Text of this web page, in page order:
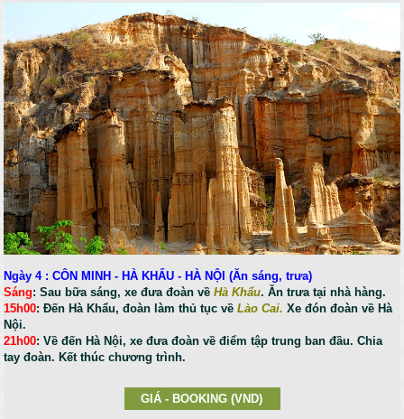
Ngày 4 : CÔN MINH - HÀ KHẨU - HÀ NỘI (Ăn sáng, trưa)
Sáng: Sau bữa sáng, xe đưa đoàn về Hà Khẩu. Ăn trưa tại nhà hàng.
15h00: Đến Hà Khẩu, đoàn làm thủ tục vềLào Cai. Xe đón đoàn về Hà
Nội.
21h00: Về đến Hà Nội, xe đưa đoàn về điểm tập trung ban đầu. Chia
tay đoàn. Kết thúc chương trình.
GIÁ - BOOKING (VND)